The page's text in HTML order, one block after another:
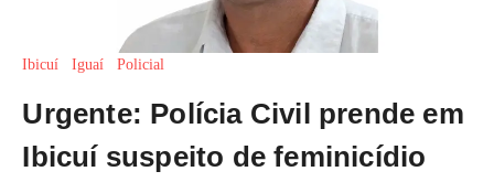
Ibicuí Iguaí Policial
Urgente: Polícia Civil prende em
Ibicuí suspeito de feminicídio